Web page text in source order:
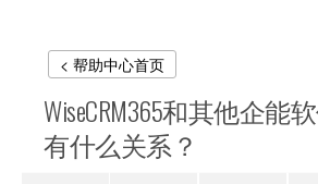
< 帮助中心首页
WiseCRM365和其他企能
有什么关系？